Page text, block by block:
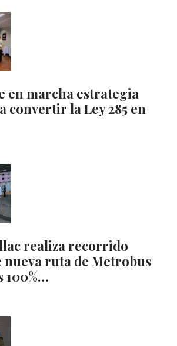
en marcha estrategia
convertir la Ley 285 en
realiza recorrido
ruta de Metrobus
100%…